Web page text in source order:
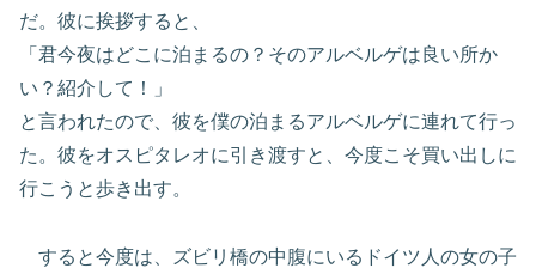
だ。彼に挨拶すると、
「君今夜はどこに泊まるの？そのアルベルゲは良い所か
い？紹介して！」
と言われたので、彼を僕の泊まるアルベルゲに連れて行っ
た。彼をオスピタレオに引き渡すと、今度こそ買い出しに
行こうと歩き出す。
すると今度は、ズビリ橋の中腹にいるドイツ人の女の子